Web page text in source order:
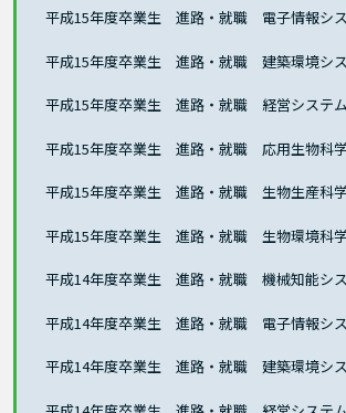
平成15年度卒業生 進路・就職 電子情報シ
平成15年度卒業生 進路・就職 建築環境シ
平成15年度卒業生 進路・就職 経営システ
平成15年度卒業生 進路・就職 応用生物科
平成15年度卒業生 進路・就職 生物生産科
平成15年度卒業生 進路・就職 生物環境科
平成14年度卒業生 進路・就職 機械知能シ
平成14年度卒業生 進路・就職 電子情報シ
平成14年度卒業生 進路・就職 建築環境シ